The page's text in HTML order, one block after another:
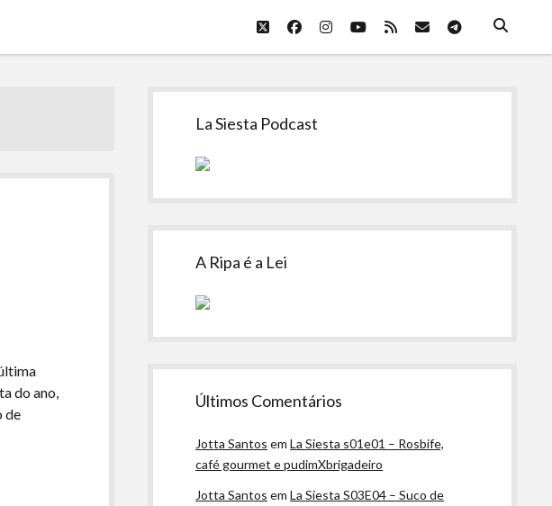
twitterfacebookinstagram
youtube
rss emailtelegram
do ano,
de
Sidebar
La Siesta Podcast
A Ripa é a Lei
Últimos Comentários
Jotta Santos emLa Siesta s01e01 – Rosbife,
café gourmet e pudimXbrigadeiro
Jotta Santos emLa Siesta S03E04 – Suco de